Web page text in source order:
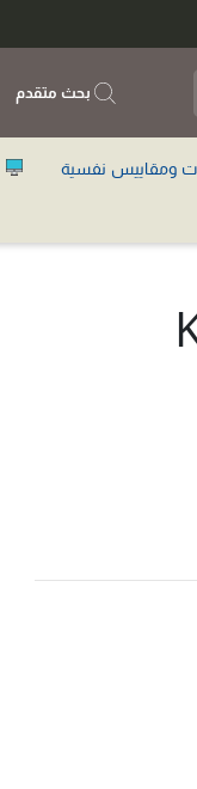
بحث متقدم
ومقاييس نفسية